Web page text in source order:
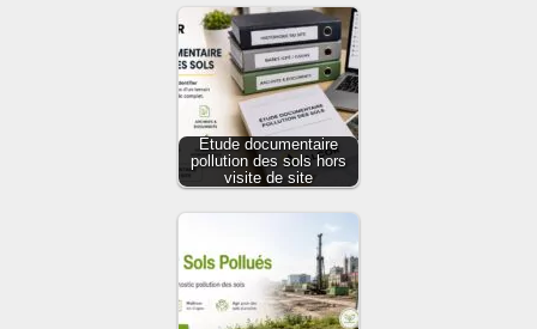
Étude documentaire
pollution des sols hors
visite de site